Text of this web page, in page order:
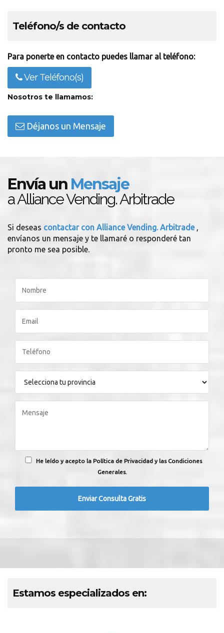
Teléfono/s de contacto
Para ponerte en contacto puedes llamar al teléfono:
Ver Teléfono(s)
Nosotros te llamamos:
Déjanos un Mensaje
Envía un Mensaje
a Alliance Vending. Arbitrade
Si deseas contactar con Alliance Vending. Arbitrade ,
envíanos un mensaje y te llamaré o responderé tan
pronto me sea posible.
He leído y acepto la Política de Privacidad y las Condiciones
Generales.
Estamos especializados en: